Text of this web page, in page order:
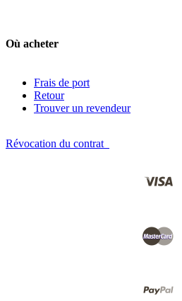
Où acheter
Frais de port
Retour
Trouver un revendeur
Révocation du contrat